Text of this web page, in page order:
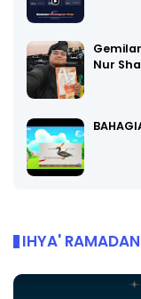
Nur
IHYA' RAMADAN